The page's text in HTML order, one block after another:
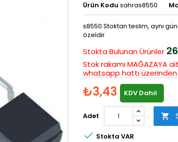
Ürün Kodu sahras8550
s8550 Stoktan teslim, aynı
özeldir
Stokta BulunanÜrünler 26
Stok rakamı MAĞAZAYA
whatsapp hattı üzerinden
₺3,43 KDV Dahil
Adet 
 Stokta VAR